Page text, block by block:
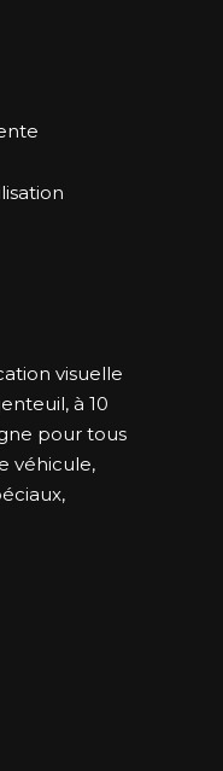
visuelle
à 10
pour tous
véhicule,